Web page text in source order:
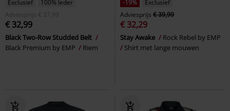
Exclusief
100% leder
Adviesprijs
€ 37,99
€ 32,99
Black Two-Row Studded Belt
Black Premium by EMP
Riem
-19%
Exclusief
Adviesprijs € 39,99
€ 32,29
Stay Awake
Rock Rebel by EMP
Shirt met lange mouwen